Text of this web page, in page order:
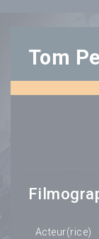
Tom
Acteur(rice)